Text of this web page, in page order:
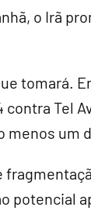
o Irã
tomará.
Tel
menos um
potencial